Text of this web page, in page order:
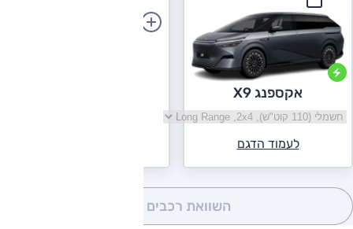
אקספנג X9
בחר גרסה אקספנג X9
לעמוד הדגם
השוואת רכבים